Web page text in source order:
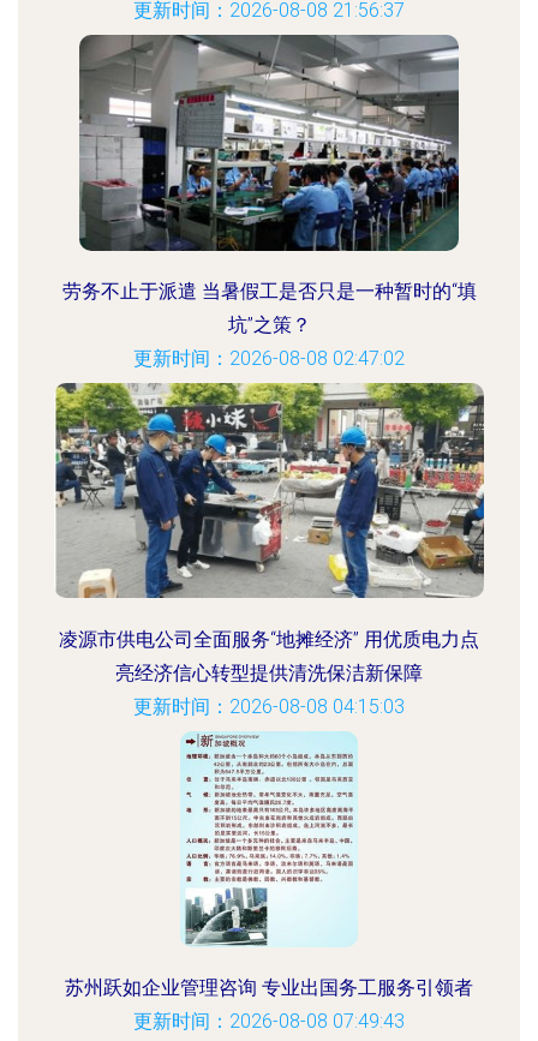
更新时间：2026-08-08 21:56:37
劳务不止于派遣 当暑假工是否只是一种暂时的“填
坑”之策？
更新时间：2026-08-08 02:47:02
凌源市供电公司全面服务“地摊经济” 用优质电力点
亮经济信心转型提供清洗保洁新保障
更新时间：2026-08-08 04:15:03
苏州跃如企业管理咨询 专业出国务工服务引领者
更新时间：2026-08-08 07:49:43